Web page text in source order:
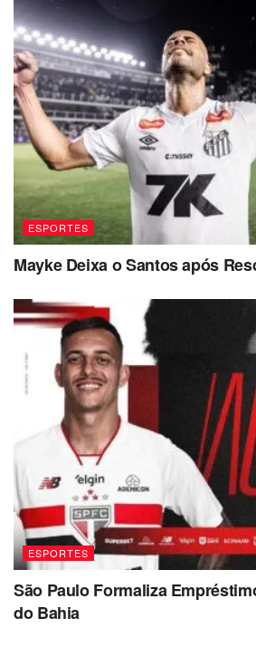
ESPORTES
Mayke Deixa o Santos após
ESPORTES
São Paulo Formaliza
do Bahia